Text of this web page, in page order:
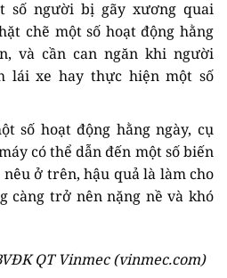
số người bị gãy xương quai
chẽ một số hoạt động hằng
và cần can ngăn khi người
lái xe hay thực hiện một số
số hoạt động hằng ngày, cụ
có thể dẫn đến một số biến
ở trên, hậu quả là làm cho
càng trở nên nặng nề và khó
QT Vinmec (vinmec.com)